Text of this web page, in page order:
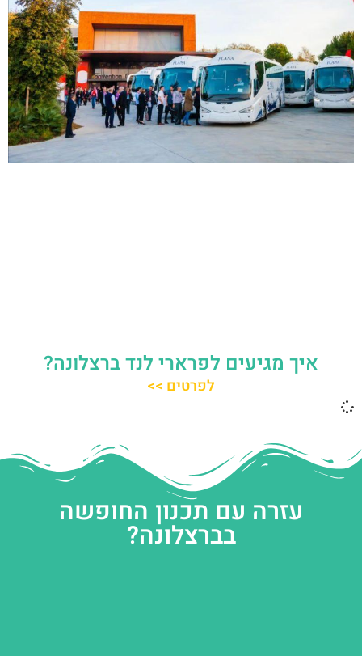
איך מגיעים לפרארי לנד ברצלונה?
לפרטים >>
עזרה עם תכנון החופשה
בברצלונה?